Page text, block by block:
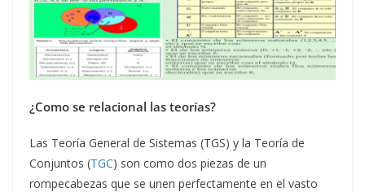
¿Como se relacional las teorías?
Las Teoría General de Sistemas (TGS) y la Teoría de
Conjuntos (TGC) son como dos piezas de un
rompecabezas que se unen perfectamente en el vasto